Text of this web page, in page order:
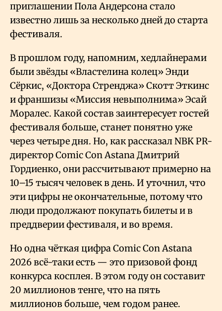
приглашении Пола Андерсона стало
известно лишь за несколько дней до старта
фестиваля.
В прошлом году, напомним, хедлайнерами
были звёзды «Властелина колец» Энди
Сёркис, «Доктора Стренджа» Скотт Эткинс
и франшизы «Миссия невыполнима» Эсай
Моралес. Какой состав заинтересует гостей
фестиваля больше, станет понятно уже
через четыре дня. Но, как рассказал NBK PR-
директор Comic Con Astana Дмитрий
Гордиенко, они рассчитывают примерно на
10–15 тысяч человек в день. И уточнил, что
эти цифры не окончательные, потому что
люди продолжают покупать билеты и в
преддверии фестиваля, и во время.
Но одна чёткая цифра Comic Con Astana
2026 всё-таки есть — это призовой фонд
конкурса косплея. В этом году он составит
20 миллионов тенге, что на пять
миллионов больше, чем годом ранее.